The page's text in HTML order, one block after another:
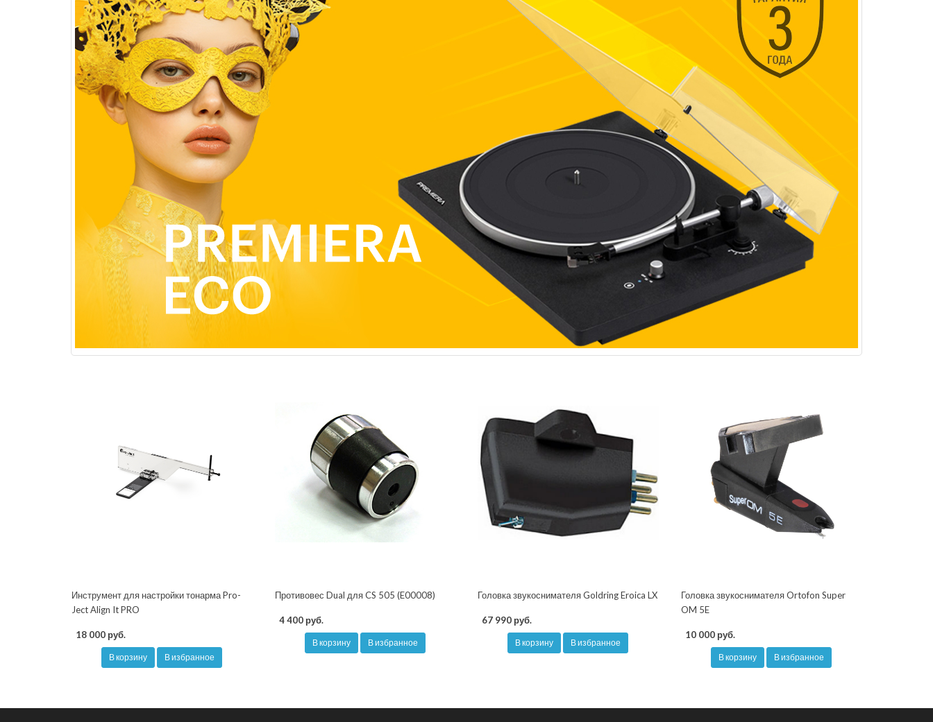
Инструмент для настройки тонарма Pro-
Ject Align It PRO
18 000 руб.
В корзину В избранное
Противовес Dual для CS 505 (E00008)
4 400 руб.
В корзину В избранное
Головка звукоснимателя Goldring Eroica LX
67 990 руб.
В корзину В избранное
Головка звукоснимателя Ortofon Super
OM 5E
10 000 руб.
В корзину В избранное